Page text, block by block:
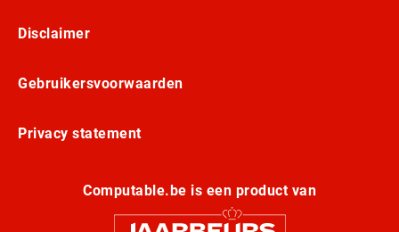
Disclaimer
Gebruikersvoorwaarden
Privacy statement
Computable.be is een product van